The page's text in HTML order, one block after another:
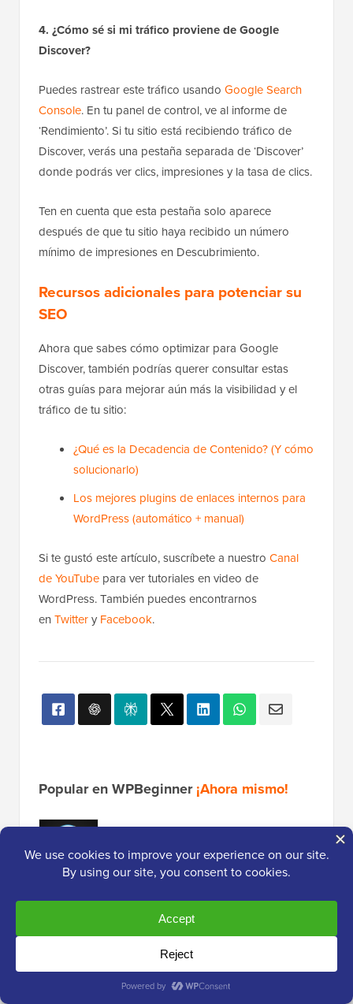
4. ¿Cómo sé si mi tráfico proviene de Google
Discover?
Puedes rastrear este tráfico usando Google Search
Console. En tu panel de control, ve al informe de
‘Rendimiento’. Si tu sitio está recibiendo tráfico de
Discover, verás una pestaña separada de ‘Discover’
donde podrás ver clics, impresiones y la tasa de clics.
Ten en cuenta que esta pestaña solo aparece
después de que tu sitio haya recibido un número
mínimo de impresiones en Descubrimiento.
Recursos adicionales para potenciar su
SEO
Ahora que sabes cómo optimizar para Google
Discover, también podrías querer consultar estas
otras guías para mejorar aún más la visibilidad y el
tráfico de tu sitio:
¿Qué es la Decadencia de Contenido? (Y cómo
solucionarlo)
Los mejores plugins de enlaces internos para
WordPress (automático + manual)
Si te gustó este artículo, suscríbete a nuestro Canal
de YouTube para ver tutoriales en video de
WordPress. También puedes encontrarnos
en Twittery Facebook.
Popular en WPBeginner¡Ahora mismo!
WordPress.com a WordPress.org
Cómo instalar Google Analytics en
WordPress para principiantes
13 cosas que DEBES hacer antes de